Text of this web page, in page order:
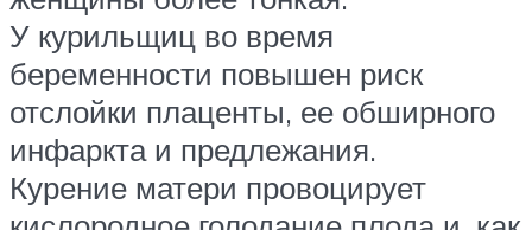
У курильщиц во время
беременности повышен риск
отслойки плаценты, ее обширного
инфаркта и предлежания.
Курение матери провоцирует